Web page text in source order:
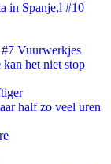
in Spanje,l #10
Vuurwerkjes
het niet stop
half zo veel uren